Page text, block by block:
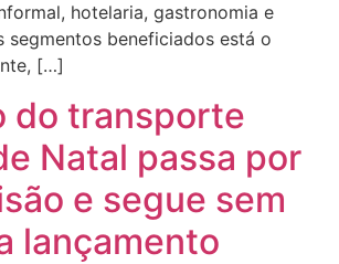
hotelaria, gastronomia e
segmentos beneficiados está o
[…]
do transporte
Natal passa por
e segue sem
lançamento